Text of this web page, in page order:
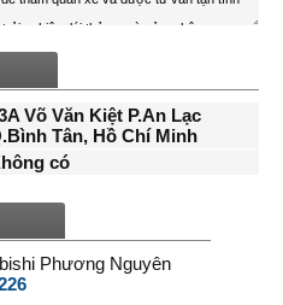
Võ Văn Kiệt P.An Lạc
Tân, Hồ Chí Minh
có
Phương Nguyên